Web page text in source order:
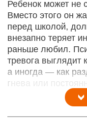
Ребенок может не
Вместо этого он
перед школой,
внезапно теряет
раньше любил.
тревога выглядит
а иногда — как
гнева или